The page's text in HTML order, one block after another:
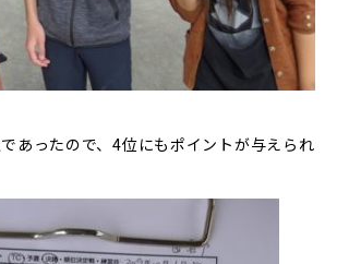
あったので、4位にもポイントが与えられ